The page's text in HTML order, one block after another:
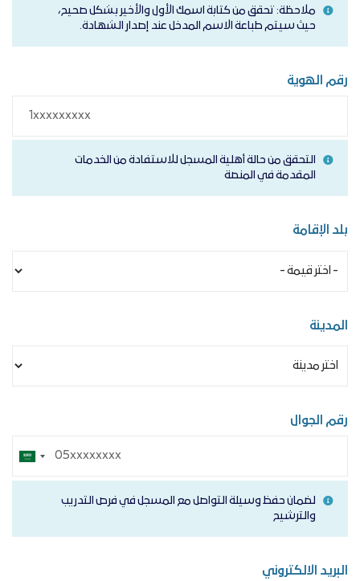
ملاحظة: تحقق من كتابة اسمك الأول والأخير بشكل صحيح،
حيث سيتم طباعة الاسم المدخل عند إصدار الشهادة.
رقم الهوية
التحقق من حالة أهلية المسجل للاستفادة من الخدمات
المقدمة في المنصة
بلد الإقامة
المدينة
رقم الجوال
لضمان حفظ وسيلة التواصل مع المسجل في فرص التدريب
والترشيح
البريد الالكتروني